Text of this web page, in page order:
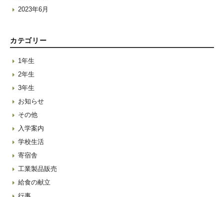
2023年6月
カテゴリー
1年生
2年生
3年生
お知らせ
その他
入学案内
学校生活
寄宿舎
工業製品販売
給食の献立